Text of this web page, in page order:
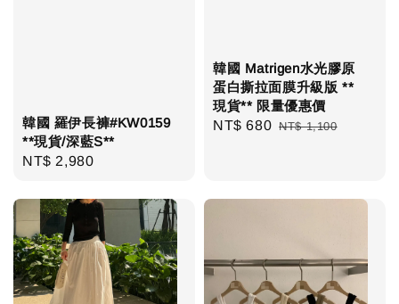
韓國 羅伊長褲#KW0159
**現貨/深藍S**
Regular
NT$ 2,980
韓國 Matrigen水光膠原
蛋白撕拉面膜升級版 **
現貨** 限量優惠價
Sale
NT$ 680 Regular
NT$ 1,100